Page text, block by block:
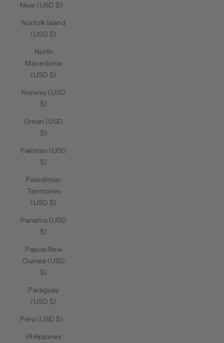
Niue (USD $)
Norfolk Island
(USD $)
North
Macedonia
(USD $)
Norway (USD
$)
Oman (USD
$)
Pakistan (USD
$)
Palestinian
Territories
(USD $)
Panama (USD
$)
Papua New
Guinea (USD
$)
Paraguay
(USD $)
Peru (USD $)
Philippines